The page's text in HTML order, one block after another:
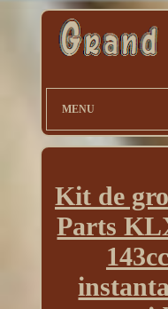
MENU
Kit de
Parts